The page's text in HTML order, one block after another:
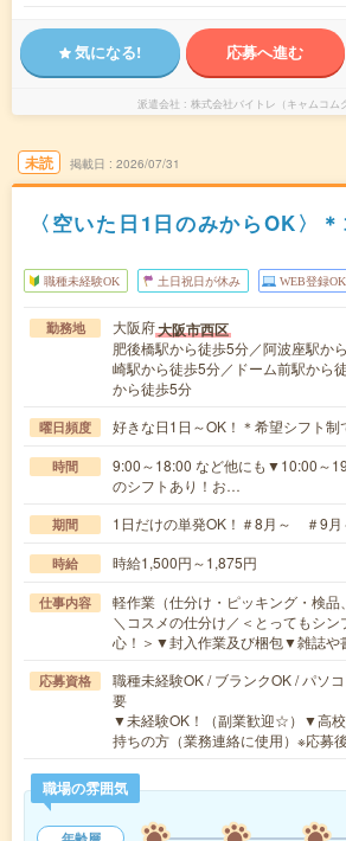
気になる! 応募へ進む
派遣会社 株式会社バイトレ（キャムコム
未読 掲載日 2026/07/31
〈空いた日1日のみからOK〉
職種未経験OK 土日祝日が休み WEB登録OK
勤務地 大阪府大阪市西区
肥後橋駅から徒歩5分／阿波座駅か
崎駅から徒歩5分／ドーム前駅から
から徒歩5分
曜日頻度 好きな日1日～OK！＊希望シフト制
時間
9:00～18:00 など他にも▼10:00～
のシフトあり！お…
期間 1日だけの単発OK！＃8月～ ＃9月
時給 時給1,500円～1,875円
仕事内容
軽作業（仕分け・ピッキング・検品
＼コスメの仕分け／＜とってもシ
心！＞▼封入作業及び梱包▼雑誌や
応募資格
職種未経験OK / ブランクOK / パソ
要
▼未経験OK！（副業歓迎☆）▼高
持ちの方（業務連絡に使用）※応募
職場の雰囲気